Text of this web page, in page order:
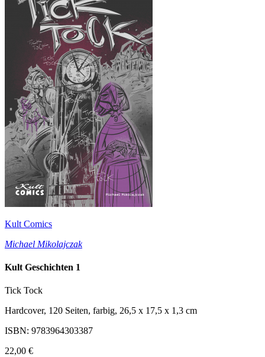
Kult Comics
Michael Mikolajczak
Kult Geschichten 1
Tick Tock
Hardcover, 120 Seiten, farbig, 26,5 x 17,5 x 1,3 cm
ISBN: 9783964303387
22,00 €